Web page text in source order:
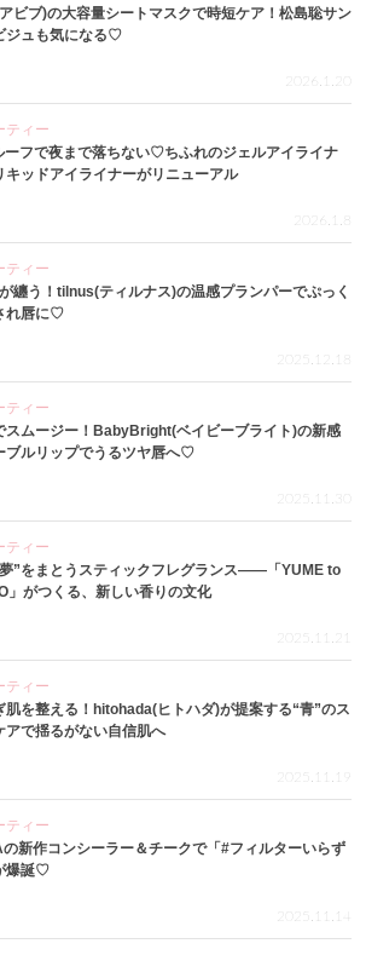
ビブ)の大容量シートマスクで時短ケア！松島聡サン
ジュも気になる♡
2026.1.20
ティー
ーフで夜まで落ちない♡ちふれのジェルアイライナ
キッドアイライナーがリニューアル
2026.1.8
ティー
纏う！tilnus(ティルナス)の温感プランパーでぷっく
れ唇に♡
2025.12.18
ティー
スムージー！BabyBright(ベイビーブライト)の新感
ブルリップでうるツヤ唇へ♡
2025.11.30
ティー
”をまとうスティックフレグランス——「YUME to
」がつくる、新しい香りの文化
2025.11.21
ティー
肌を整える！hitohada(ヒトハダ)が提案する“青”のス
アで揺るがない自信肌へ
2025.11.19
ティー
の新作コンシーラー＆チークで「#フィルターいらず
爆誕♡
2025.11.14